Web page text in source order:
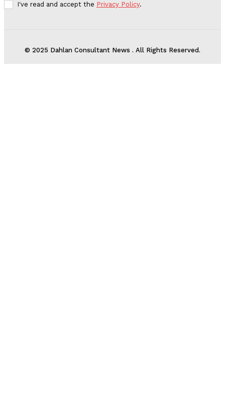
I've read and accept the Privacy Policy.
© 2025 Dahlan Consultant News . All Rights Reserved.